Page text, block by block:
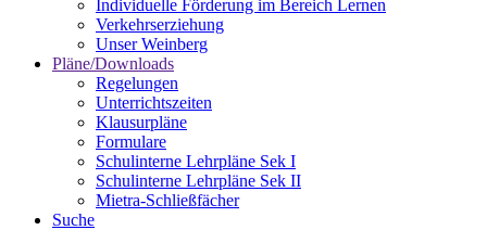
Individuelle Förderung im Bereich Lernen
Verkehrserziehung
Unser Weinberg
Pläne/Downloads
Regelungen
Unterrichtszeiten
Klausurpläne
Formulare
Schulinterne Lehrpläne Sek I
Schulinterne Lehrpläne Sek II
Mietra-Schließfächer
Suche